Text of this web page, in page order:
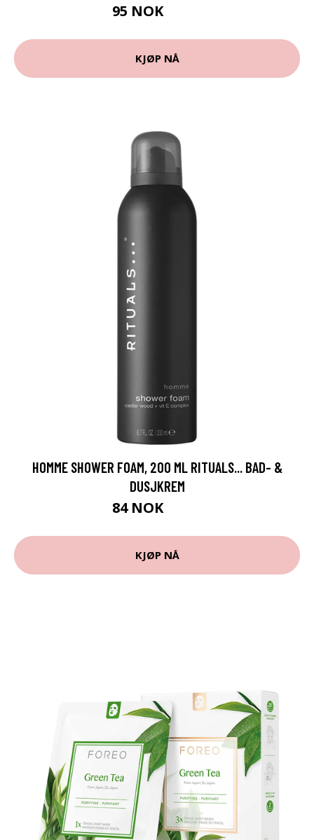
95 NOK
KJØP NÅ
HOMME SHOWER FOAM, 200 ML RITUALS... BAD- &
DUSJKREM
84 NOK
KJØP NÅ